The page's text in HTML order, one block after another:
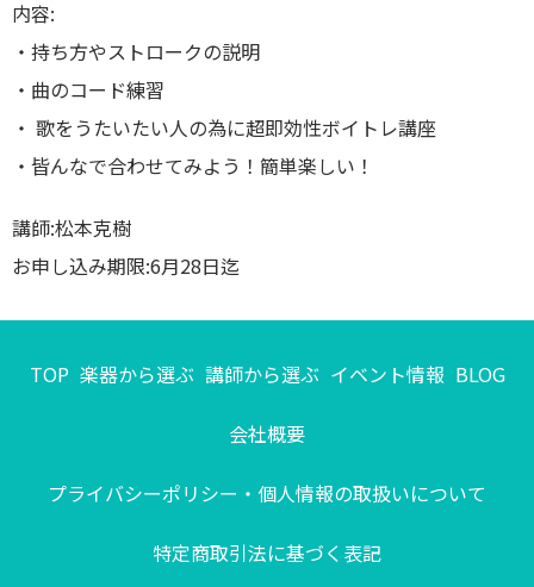
内容:
・持ち方やストロークの説明
・曲のコード練習
・ 歌をうたいたい人の為に超即効性ボイトレ講座
・皆んなで合わせてみよう！簡単楽しい！
講師:松本克樹
お申し込み期限:6月28日迄
TOP 楽器から選ぶ 講師から選ぶ イベント情報 BLOG
会社概要
プライバシーポリシー・個人情報の取扱いについて
特定商取引法に基づく表記